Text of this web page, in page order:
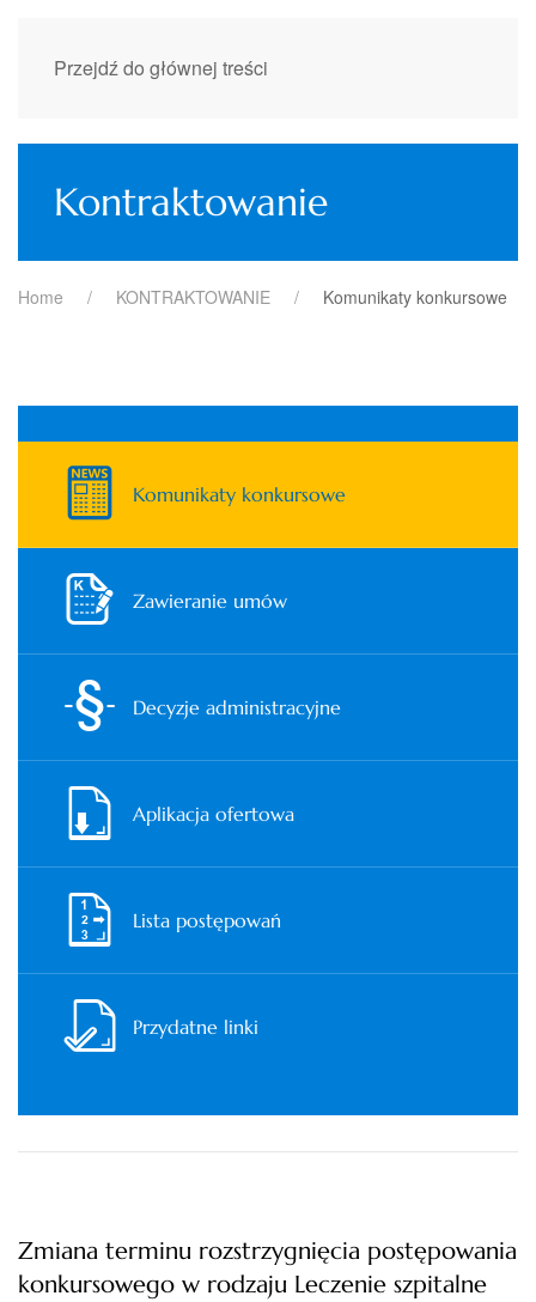
Przejdź do głównej treści
Kontraktowanie
Home KONTRAKTOWANIE Komunikaty konkursowe
Komunikaty konkursowe
Zawieranie umów
Decyzje administracyjne
Aplikacja ofertowa
Lista postępowań
Przydatne linki
Zmiana terminu rozstrzygnięcia postępowania
konkursowego w rodzaju Leczenie szpitalne